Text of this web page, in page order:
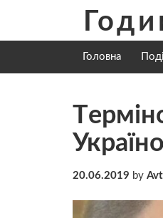
content
Головна
20.06.2019 by